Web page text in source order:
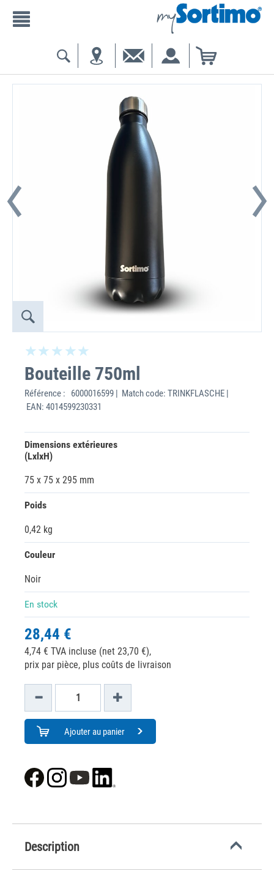
Bouteille 750ml
Référence :
6000016599 | Match code: TRINKFLASCHE |
EAN: 4014599230331
Dimensions extérieures
(LxlxH)
75 x 75 x 295 mm
Poids
0,42 kg
Couleur
Noir
En stock
28,44 €
4,74 € TVA incluse (net 23,70 €),
prix par pièce, plus coûts de livraison
Ajouter au panier
Description